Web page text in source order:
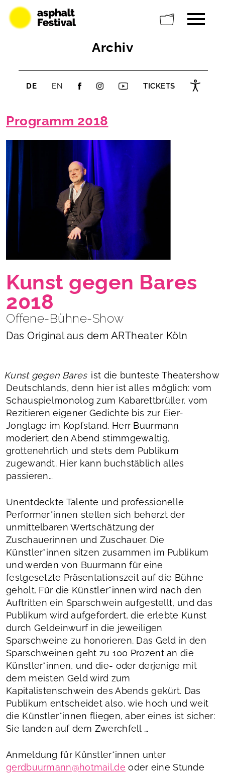
Archiv
DE EN TICKETS
Programm 2018
Kunst gegen Bares
2018
Offene-Bühne-Show
Das Original aus dem ARTheater Köln
Kunst gegen Bares ist die bunteste Theatershow
Deutschlands, denn hier ist alles möglich: vom
Schauspielmonolog zum Kabarettbrüller, vom
Rezitieren eigener Gedichte bis zur Eier-
Jonglage im Kopfstand. Herr Buurmann
moderiert den Abend stimmgewaltig,
grottenehrlich und stets dem Publikum
zugewandt. Hier kann buchstäblich alles
passieren…
Unentdeckte Talente und professionelle
Performer*innen stellen sich beherzt der
unmittelbaren Wertschätzung der
Zuschauerinnen und Zuschauer. Die
Künstler*innen sitzen zusammen im Publikum
und werden von Buurmann für eine
festgesetzte Präsentationszeit auf die Bühne
geholt. Für die Künstler*innen wird nach den
Auftritten ein Sparschwein aufgestellt, und das
Publikum wird aufgefordert, die erlebte Kunst
durch Geldeinwurf in die jeweiligen
Sparschweine zu honorieren. Das Geld in den
Sparschweinen geht zu 100 Prozent an die
Künstler*innen, und die- oder derjenige mit
dem meisten Geld wird zum
Kapitalistenschwein des Abends gekürt. Das
Publikum entscheidet also, wie hoch und weit
die Künstler*innen fliegen, aber eines ist sicher:
Sie landen auf dem Zwerchfell …
Anmeldung für Künstler*innen unter
gerdbuurmann@hotmail.de oder eine Stunde